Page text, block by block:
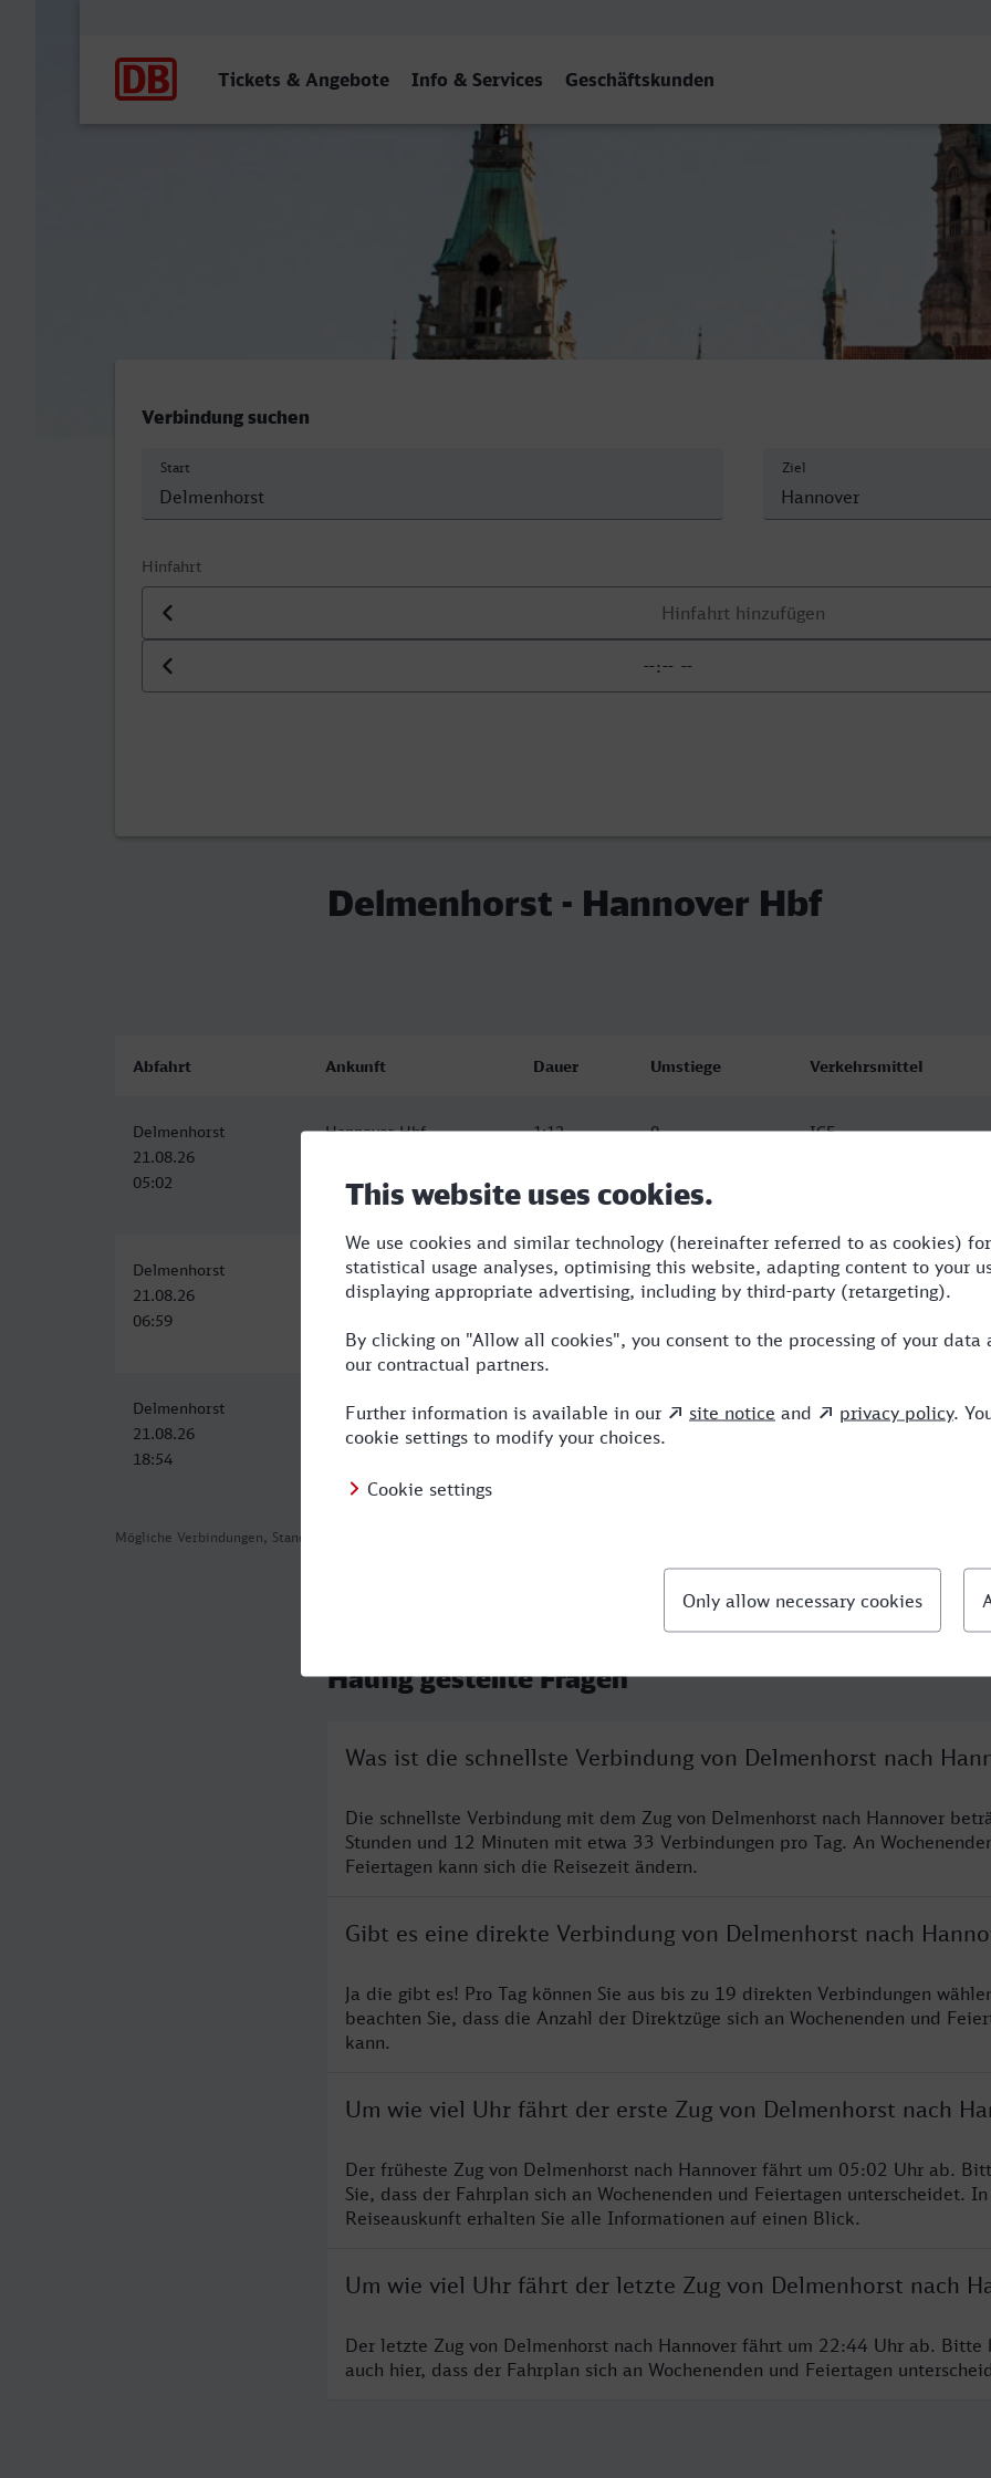
Tickets & Angebote Info & Services Geschäftskunden
Delmenhorst - Hannover Hbf
Verbindung suchen
Start Ziel
Hinfahrt
Datum der Hinfahrt
Uhrzeit der Hinfahrt
Delmenhorst - Hannover Hbf
Mögliche Verbindungen, Stand: 2026-08-07 03:18
Abfahrt Ankunft Dauer Umstiege Verkehrsmittel
Delmenhorst
21.08.26
05:02
Hannover Hbf
06:14
1:12 0 ICE
Delmenhorst
21.08.26
06:59
Hannover Hbf
21.08.26
1:15 0 ICE
Delmenhorst
21.08.26
18:54
Hannover Hbf
21.08.26
1:20 1 RE,ICE
Häufig gestellte Fragen
Was ist die schnellste Verbindung von Delmenhorst nach
Die schnellste Verbindung mit dem Zug von Delmenhorst nach Hannover
Stunden und 12 Minuten mit etwa 33 Verbindungen pro Tag. An
Feiertagen kann sich die Reisezeit ändern.
Gibt es eine direkte Verbindung von Delmenhorst nach
Ja die gibt es! Pro Tag können Sie aus bis zu 19 direkten Verbindungen
beachten Sie, dass die Anzahl der Direktzüge sich an Wochenenden und
kann.
Um wie viel Uhr fährt der erste Zug von Delmenhorst nach
Der früheste Zug von Delmenhorst nach Hannover fährt um 05:02 Uhr ab.
Sie, dass der Fahrplan sich an Wochenenden und Feiertagen unterscheidet.
Reiseauskunft erhalten Sie alle Informationen auf einen Blick.
Um wie viel Uhr fährt der letzte Zug von Delmenhorst nach
Der letzte Zug von Delmenhorst nach Hannover fährt um 22:44 Uhr ab. Bitte
auch hier, dass der Fahrplan sich an Wochenenden und Feiertagen